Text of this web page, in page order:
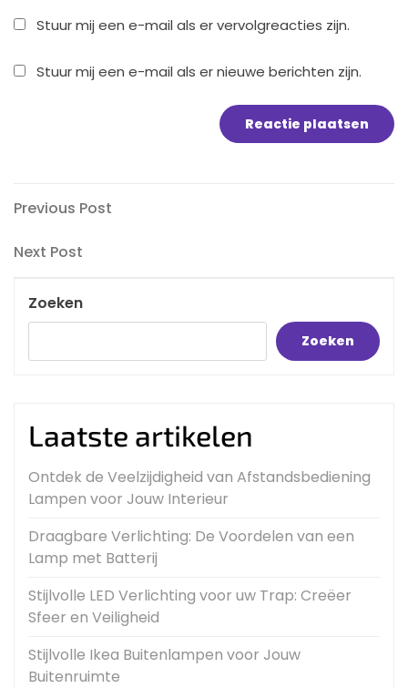
Stuur mij een e-mail als er vervolgreacties zijn.
Stuur mij een e-mail als er nieuwe berichten zijn.
Bericht
navigatie
Previous
Previous Post
Next
Next Post
Zoeken
Zoeken
Laatste artikelen
Ontdek de Veelzijdigheid van Afstandsbediening
Lampen voor Jouw Interieur
Draagbare Verlichting: De Voordelen van een
Lamp met Batterij
Stijlvolle LED Verlichting voor uw Trap: Creëer
Sfeer en Veiligheid
Stijlvolle Ikea Buitenlampen voor Jouw
Buitenruimte